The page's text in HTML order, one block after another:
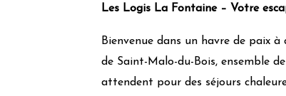
Matériaux de construction locaux
Gaz-bois-Clim réversible
Isolation :Norme RT 2012 ou BBC
Les Logis La Fontaine – Votre
Bienvenue dans un havre de paix
de Saint-Malo-du-Bois, ensemble
attendent pour des séjours